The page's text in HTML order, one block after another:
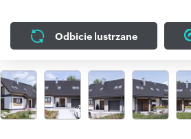
Odbicie lustrzane